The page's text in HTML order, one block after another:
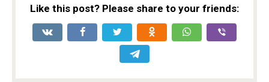
Like this post? Please share to your friends: